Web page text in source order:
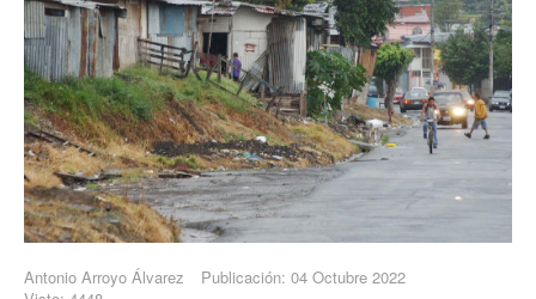
Antonio Arroyo Álvarez
Publicación: 04 Octubre 2022